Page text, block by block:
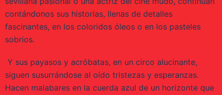
contándonos sus historias, llenas de detalles
fascinantes, en los coloridos óleos o en los pasteles
sobrios.
Y sus payasos y acróbatas, en un circo alucinante,
siguen susurrándose al oído tristezas y esperanzas.
Hacen malabares en la cuerda azul de un horizonte que